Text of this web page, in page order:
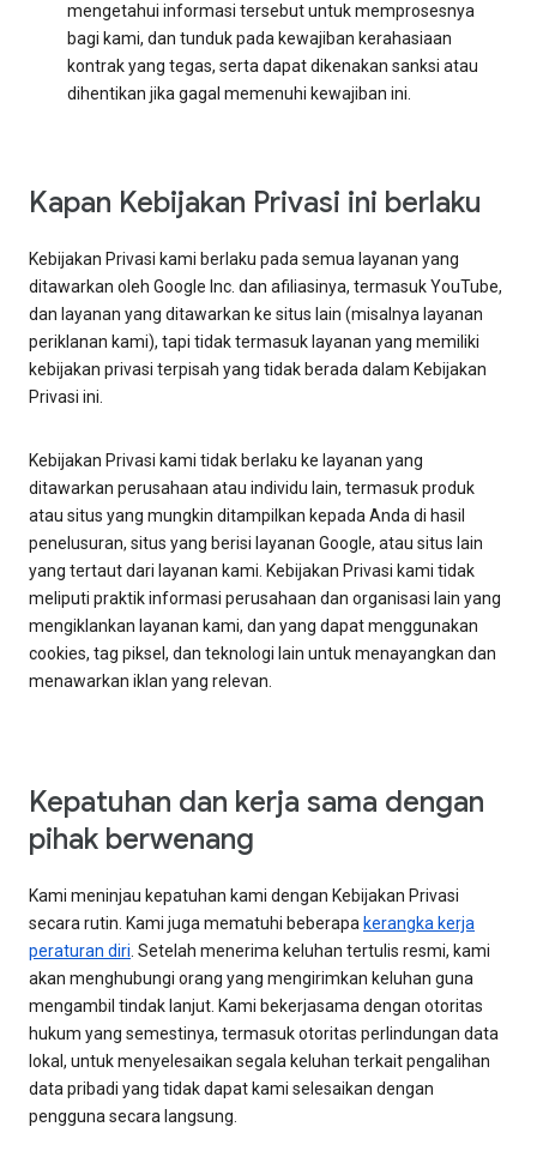
mengetahui informasi tersebut untuk memprosesnya
bagi kami, dan tunduk pada kewajiban kerahasiaan
kontrak yang tegas, serta dapat dikenakan sanksi atau
dihentikan jika gagal memenuhi kewajiban ini.
Kapan Kebijakan Privasi ini berlaku
Kebijakan Privasi kami berlaku pada semua layanan yang
ditawarkan oleh Google Inc. dan afiliasinya, termasuk YouTube,
dan layanan yang ditawarkan ke situs lain (misalnya layanan
periklanan kami), tapi tidak termasuk layanan yang memiliki
kebijakan privasi terpisah yang tidak berada dalam Kebijakan
Privasi ini.
Kebijakan Privasi kami tidak berlaku ke layanan yang
ditawarkan perusahaan atau individu lain, termasuk produk
atau situs yang mungkin ditampilkan kepada Anda di hasil
penelusuran, situs yang berisi layanan Google, atau situs lain
yang tertaut dari layanan kami. Kebijakan Privasi kami tidak
meliputi praktik informasi perusahaan dan organisasi lain yang
mengiklankan layanan kami, dan yang dapat menggunakan
cookies, tag piksel, dan teknologi lain untuk menayangkan dan
menawarkan iklan yang relevan.
Kepatuhan dan kerja sama dengan
pihak berwenang
Kami meninjau kepatuhan kami dengan Kebijakan Privasi
secara rutin. Kami juga mematuhi beberapa kerangka kerja
peraturan diri. Setelah menerima keluhan tertulis resmi, kami
akan menghubungi orang yang mengirimkan keluhan guna
mengambil tindak lanjut. Kami bekerjasama dengan otoritas
hukum yang semestinya, termasuk otoritas perlindungan data
lokal, untuk menyelesaikan segala keluhan terkait pengalihan
data pribadi yang tidak dapat kami selesaikan dengan
pengguna secara langsung.